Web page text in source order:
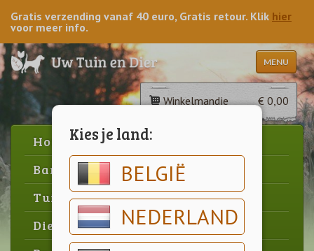
Kies je land:
BELGIË
NEDERLAND
Gratis verzending vanaf 40 euro, Gratis retour. Klik hier
voor meer info.
MENU
Winkelmandje € 0,00
Home
Barbecue
Tuin
Dier